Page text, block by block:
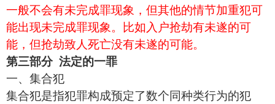
一般不会有未完成罪现象，但其他的情节加重犯可
能出现未完成罪现象。比如入户抢劫有未遂的可
能，但抢劫致人死亡没有未遂的可能。
第三部分 法定的一罪
一、集合犯
集合犯是指犯罪构成预定了数个同种类行为的犯